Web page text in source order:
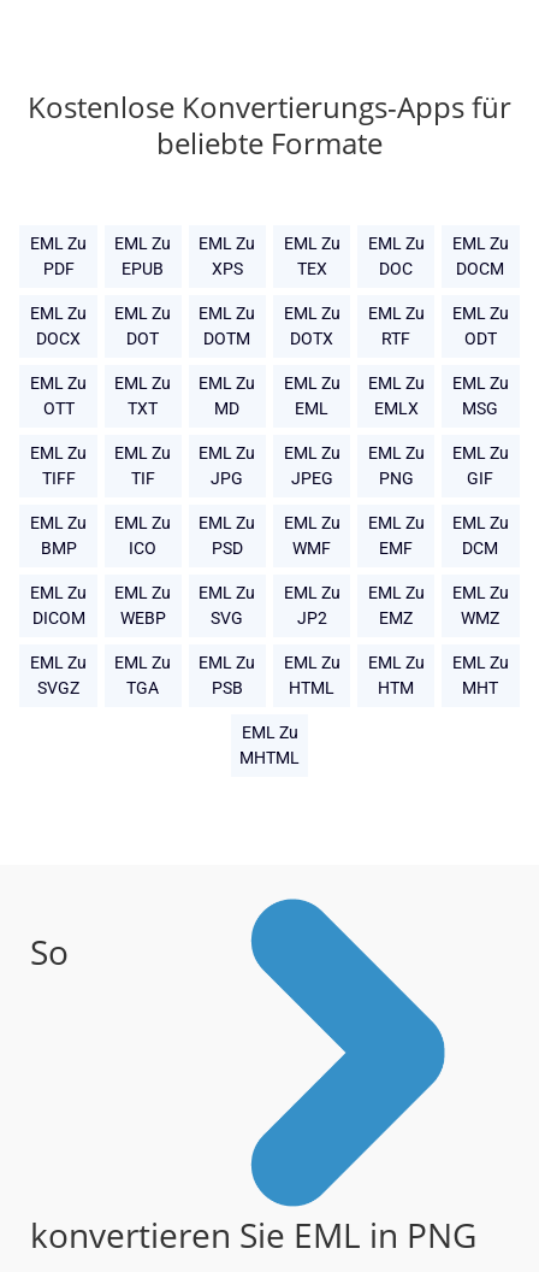
Kostenlose Konvertierungs-Apps für
beliebte Formate
EML Zu
PDF
EML Zu
EPUB
EML Zu
XPS
EML Zu
TEX
EML Zu
DOC
EML Zu
DOCM
EML Zu
DOCX
EML Zu
DOT
EML Zu
DOTM
EML Zu
DOTX
EML Zu
RTF
EML Zu
ODT
EML Zu
OTT
EML Zu
TXT
EML Zu
MD
EML Zu
EML
EML Zu
EMLX
EML Zu
MSG
EML Zu
TIFF
EML Zu
TIF
EML Zu
JPG
EML Zu
JPEG
EML Zu
PNG
EML Zu
GIF
EML Zu
BMP
EML Zu
ICO
EML Zu
PSD
EML Zu
WMF
EML Zu
EMF
EML Zu
DCM
EML Zu
DICOM
EML Zu
WEBP
EML Zu
SVG
EML Zu
JP2
EML Zu
EMZ
EML Zu
WMZ
EML Zu
SVGZ
EML Zu
TGA
EML Zu
PSB
EML Zu
HTML
EML Zu
HTM
EML Zu
MHT
EML Zu
MHTML
So
konvertieren Sie EML in PNG